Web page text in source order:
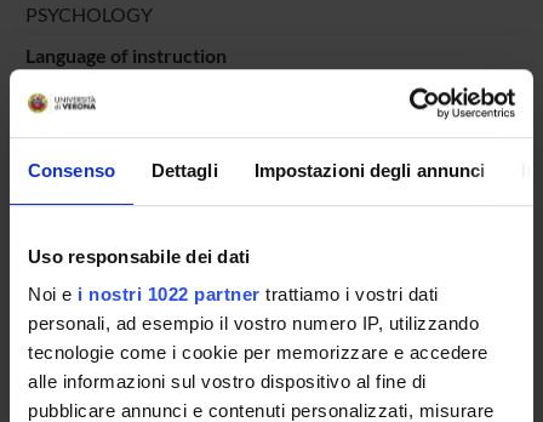
Consenso Dettagli Impostazioni degli annunci
Uso responsabile dei dati
Noi e i nostri 1022 partner trattiamo i vostri dati
personali, ad esempio il vostro numero IP, utilizzando
tecnologie come i cookie per memorizzare e accedere
alle informazioni sul vostro dispositivo al fine di
pubblicare annunci e contenuti personalizzati, misurare
PSYCHOLOGY
Language of instruction
Course news
Seminars related to the course
LESSON TIMETABLE
Go to lesson schedule